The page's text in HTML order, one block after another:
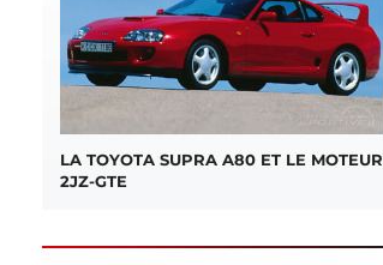
LA TOYOTA SUPRA A80 ET LE MOTEUR
2JZ-GTE